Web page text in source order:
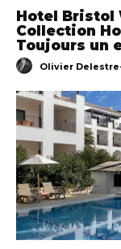
Hotel Bristol
Collection
Toujours un
Olivier